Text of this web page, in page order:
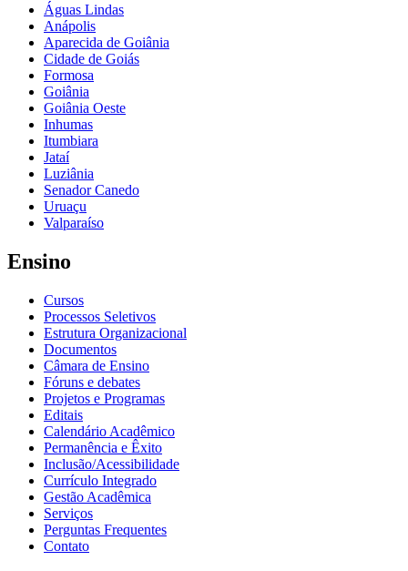
Águas Lindas
Anápolis
Aparecida de Goiânia
Cidade de Goiás
Formosa
Goiânia
Goiânia Oeste
Inhumas
Itumbiara
Jataí
Luziânia
Senador Canedo
Uruaçu
Valparaíso
Ensino
Cursos
Processos Seletivos
Estrutura Organizacional
Documentos
Câmara de Ensino
Fóruns e debates
Projetos e Programas
Editais
Calendário Acadêmico
Permanência e Êxito
Inclusão/Acessibilidade
Currículo Integrado
Gestão Acadêmica
Serviços
Perguntas Frequentes
Contato